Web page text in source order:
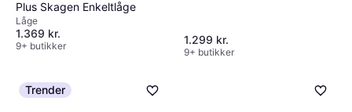
Plus Skagen Enkeltlåge
Låge
1.369 kr.
9+ butikker 1.299 kr.
9+ butikker
Trender